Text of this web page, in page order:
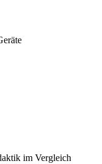
im Vergleich